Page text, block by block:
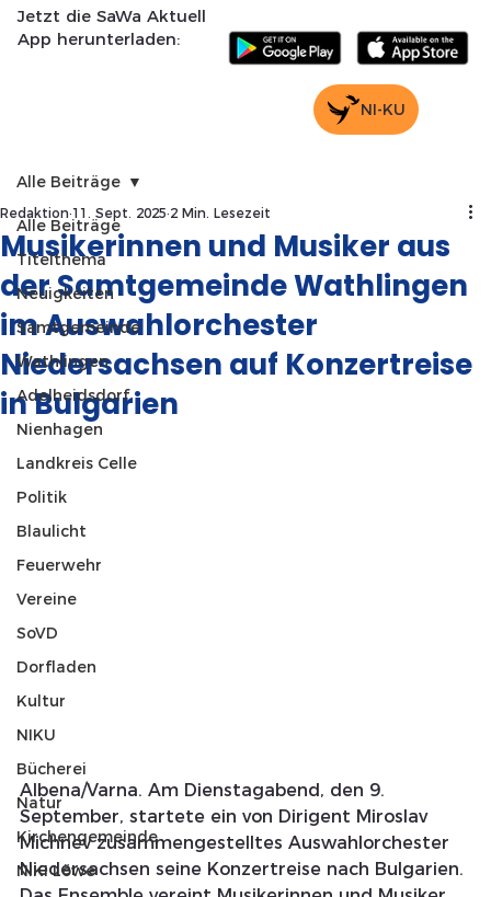
Jetzt die SaWa Aktuell
App herunterladen:
NI-KU
Alle Beiträge
Titelthema
Neuigkeiten
Samtgemeinde
Wathlingen
Adelheidsdorf
Nienhagen
Landkreis Celle
Politik
Blaulicht
Feuerwehr
Vereine
SoVD
Dorfladen
Kultur
NIKU
Bücherei
Natur
Kirchengemeinde
NIKI Löwe
Alle Beiträge
Musikerinnen und Musiker aus
der Samtgemeinde Wathlingen
im Auswahlorchester
Niedersachsen auf Konzertreise
in Bulgarien
Redaktion 11. Sept. 2025 2 Min. Lesezeit
Albena/Varna. Am Dienstagabend, den 9.
September, startete ein von Dirigent Miroslav
Michnev zusammengestelltes Auswahlorchester
Niedersachsen seine Konzertreise nach Bulgarien.